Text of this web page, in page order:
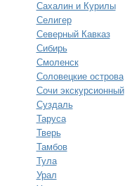
Сахалин и Курилы
Селигер
Северный Кавказ
Сибирь
Смоленск
Соловецкие острова
Сочи экскурсионный
Суздаль
Таруса
Тверь
Тамбов
Тула
Урал